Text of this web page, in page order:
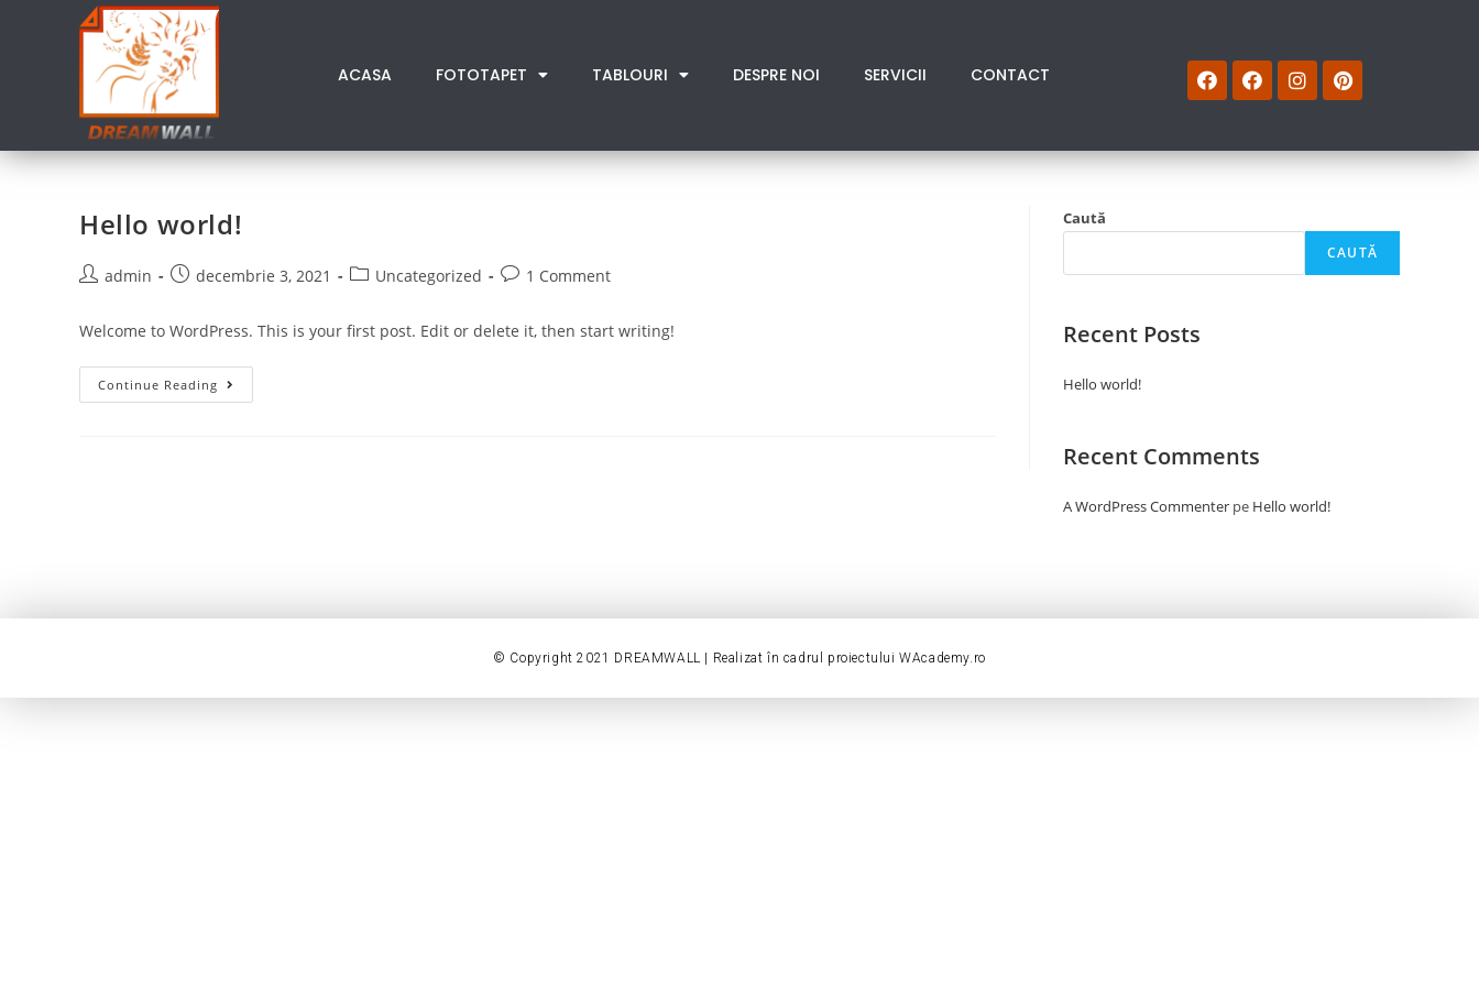
ACASA FOTOTAPET TABLOURI DESPRE NOI SERVICII CONTACT
Hello world!
admin decembrie 3, 2021 Uncategorized 1 Comment
Welcome to WordPress. This is your first post. Edit or delete it, then start writing!
Continue Reading
Caută
CAUTĂ
Recent Posts
Hello world!
Recent Comments
A WordPress Commenter pe Hello world!
© Copyright 2021 DREAMWALL | Realizat în cadrul proiectuluiWAcademy.ro